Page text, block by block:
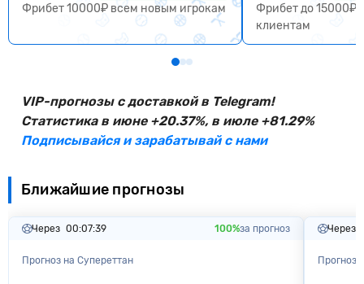
Фрибет 10000₽ всем новым игрокам
Фрибет до 15000₽
клиентам
VIP-прогнозы с доставкой в Telegram!
Статистика в июне +20.37%, в июле +81.29%
Подписывайся и зарабатывай с нами
Ближайшие прогнозы
Через 00:07:38 100%за прогноз
Прогноз на Супереттан
Через
Прогноз